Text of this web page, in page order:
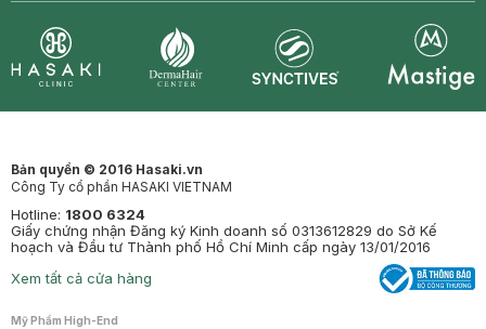
Bản quyền © 2016 Hasaki.vn
Công Ty cổ phần HASAKI VIETNAM
Hotline: 1800 6324
Giấy chứng nhận Đăng ký Kinh doanh số 0313612829 do Sở Kế
hoạch và Đầu tư Thành phố Hồ Chí Minh cấp ngày 13/01/2016
Xem tất cả cửa hàng
Mỹ Phẩm High-End